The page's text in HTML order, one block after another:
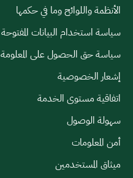
الأنظمة واللوائح وما في حكمها
سياسة استخدام البيانات المفتوحة
سياسة حق الحصول على المعلومة
إشعار الخصوصية
اتفاقية مستوى الخدمة
سهولة الوصول
أمن المعلومات
ميثاق المستخدمين